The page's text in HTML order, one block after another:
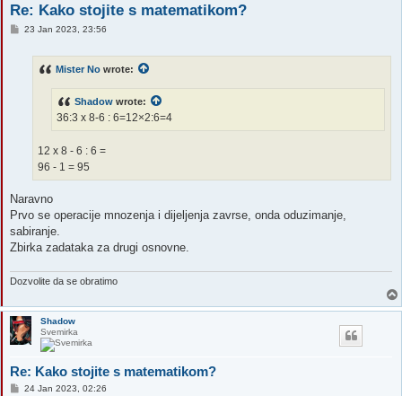
Re: Kako stojite s matematikom?
P23 Jan 2023, 23:56
Mister No wrote:
Shadow wrote:
36:3 x 8-6 : 6=12×2:6=4
12 x 8 - 6 : 6 =
96 - 1 = 95
Naravno
Prvo se operacije mnozenja i dijeljenja zavrse, onda oduzimanje,
sabiranje.
Zbirka zadataka za drugi osnovne.
Dozvolite da se obratimo
Shadow
Svemirka
Re: Kako stojite s matematikom?
P24 Jan 2023, 02:26